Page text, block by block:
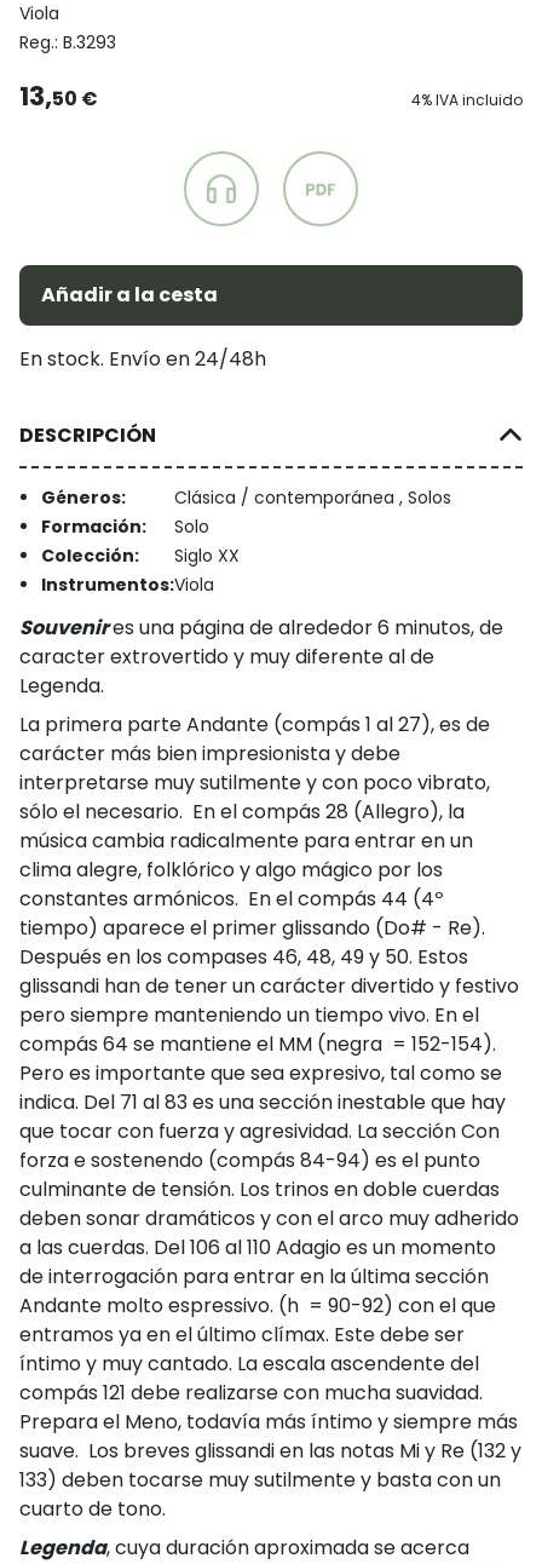
Viola
Reg.: B.3293
13,50 € 4% IVA incluido
Añadir a la cesta
En stock. Envío en 24/48h
DESCRIPCIÓN
Géneros:
Clásica / contemporánea , Solos
Formación:
Solo
Colección:
Siglo XX
Instrumentos:Viola
Souvenires una página de alrededor 6 minutos, de
caracter extrovertido y muy diferente al de
Legenda.
La primera parte Andante (compás 1 al 27), es de
carácter más bien impresionista y debe
interpretarse muy sutilmente y con poco vibrato,
sólo el necesario. En el compás 28 (Allegro), la
música cambia radicalmente para entrar en un
clima alegre, folklórico y algo mágico por los
constantes armónicos. En el compás 44 (4º
tiempo) aparece el primer glissando (Do# - Re).
Después en los compases 46, 48, 49 y 50. Estos
glissandi han de tener un carácter divertido y festivo
pero siempre manteniendo un tiempo vivo. En el
compás 64 se mantiene el MM (negra = 152-154).
Pero es importante que sea expresivo, tal como se
indica. Del 71 al 83 es una sección inestable que hay
que tocar con fuerza y agresividad. La sección Con
forza e sostenendo (compás 84-94) es el punto
culminante de tensión. Los trinos en doble cuerdas
deben sonar dramáticos y con el arco muy adherido
a las cuerdas. Del 106 al 110 Adagio es un momento
de interrogación para entrar en la última sección
Andante molto espressivo. (h = 90-92) con el que
entramos ya en el último clímax. Este debe ser
íntimo y muy cantado. La escala ascendente del
compás 121 debe realizarse con mucha suavidad.
Prepara el Meno, todavía más íntimo y siempre más
suave. Los breves glissandi en las notas Mi y Re (132 y
133) deben tocarse muy sutilmente y basta con un
cuarto de tono.
Legenda, cuya duración aproximada se acerca